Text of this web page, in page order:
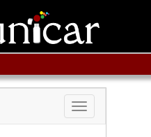
Toggle
navigation